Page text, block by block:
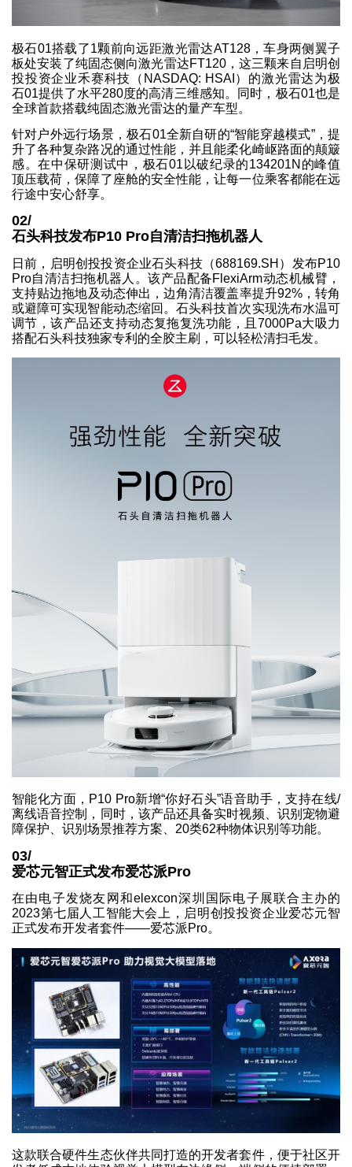
极石01搭载了1颗前向远距激光雷达AT128，车身两侧翼子
板处安装了纯固态侧向激光雷达FT120，这三颗来自启明创
投投资企业禾赛科技（NASDAQ: HSAI）的激光雷达为极
石01提供了水平280度的高清三维感知。同时，极石01也是
全球首款搭载纯固态激光雷达的量产车型。
针对户外远行场景，极石01全新自研的“智能穿越模式”，提
升了各种复杂路况的通过性能，并且能柔化崎岖路面的颠簸
感。在中保研测试中，极石01以破纪录的134201N的峰值
顶压载荷，保障了座舱的安全性能，让每一位乘客都能在远
行途中安心舒享。
02/
石头科技发布P10 Pro自清洁扫拖机器人
日前，启明创投投资企业石头科技（688169.SH）发布P10
Pro自清洁扫拖机器人。该产品配备FlexiArm动态机械臂，
支持贴边拖地及动态伸出，边角清洁覆盖率提升92%，转角
或避障可实现智能动态缩回。石头科技首次实现洗布水温可
调节，该产品还支持动态复拖复洗功能，且7000Pa大吸力
搭配石头科技独家专利的全胶主刷，可以轻松清扫毛发。
智能化方面，P10 Pro新增“你好石头”语音助手，支持在线/
离线语音控制，同时，该产品还具备实时视频、识别宠物避
障保护、识别场景推荐方案、20类62种物体识别等功能。
03/
爱芯元智正式发布爱芯派Pro
在由电子发烧友网和elexcon深圳国际电子展联合主办的
2023第七届人工智能大会上，启明创投投资企业爱芯元智
正式发布开发者套件——爱芯派Pro。
这款联合硬件生态伙伴共同打造的开发者套件，便于社区开